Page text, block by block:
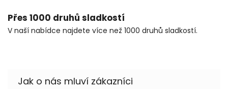
Přes 1000 druhů sladkostí
V naší nabídce najdete více než 1000 druhů sladkostí.